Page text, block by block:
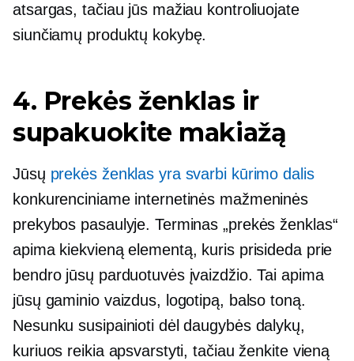
atsargas, tačiau jūs mažiau kontroliuojate
siunčiamų produktų kokybę.
4. Prekės ženklas ir
supakuokite makiažą
Jūsų prekės ženklas yra svarbi kūrimo dalis
konkurenciniame internetinės mažmeninės
prekybos pasaulyje. Terminas „prekės ženklas“
apima kiekvieną elementą, kuris prisideda prie
bendro jūsų parduotuvės įvaizdžio. Tai apima
jūsų gaminio vaizdus, ​​logotipą, balso toną.
Nesunku susipainioti dėl daugybės dalykų,
kuriuos reikia apsvarstyti, tačiau ženkite vieną